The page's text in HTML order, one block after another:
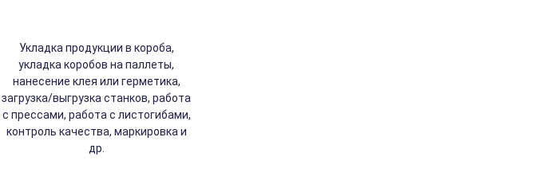
Укладка продукции в короба,
укладка коробов на паллеты,
нанесение клея или герметика,
загрузка/выгрузка станков, работа
с прессами, работа с листогибами,
контроль качества, маркировка и
др.